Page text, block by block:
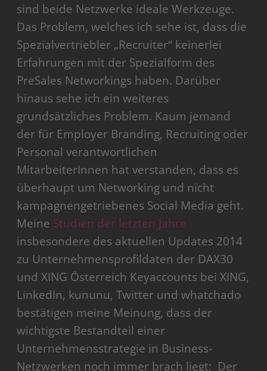
sind beide Netzwerke ideale Werkzeuge.
Das Problem, welches ich sehe ist, dass die
Spezialvertriebler „Recruiter“ keinerlei
Erfahrungen mit der Spezialform des
PreSales Networkings haben. Darüber
hinaus sehe ich ein weiteres
grundsätzliches Problem. Kaum jemand
der für Employer Branding, Recruiting oder
Personal verantwortlichen
MitarbeiterInnen hat verstanden, dass es
überhaupt um Networking und nicht
kampagnengetriebenes Social Media geht.
Meine Studien der letzten Jahre
insbesondere des aktuellen Updates 2014
zu Unternehmensprofildaten der DAX30
und XING Österreich Keyaccounts bei XING,
LinkedIn, kununu, Twitter und whatchado
bestätigen meine Meinung, dass der
wichtigste Bestandteil einer
Unternehmensstrategie in Business-
Netzwerken noch immer brach liegt: Der